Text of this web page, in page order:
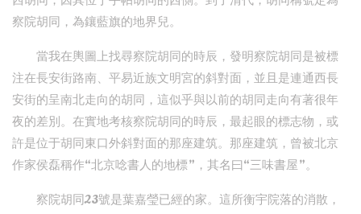
察院胡同，為鑲藍旗的地界兒。
當我在輿圖上找尋察院胡同的時辰，發明察院胡同是被標
注在長安街路南、平易近族文明宮的斜對面，並且是連通西長
安街的呈南北走向的胡同，這似乎與以前的胡同走向有著很年
夜的差別。在實地考核察院胡同的時辰，最起眼的標志物，或
許是位于胡同東口外斜對面的那座建筑。那座建筑，曾被北京
作家侯磊稱作“北京唸書人的地標”，其名曰“三味書屋”。
察院胡同23號是葉嘉瑩已經的家。這所衡宇院落的消散，